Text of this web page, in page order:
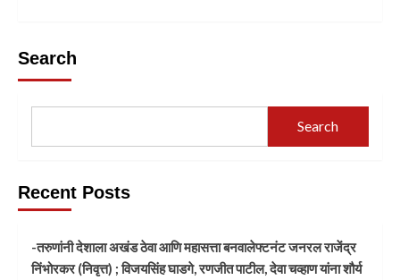
Search
Search
Recent Posts
-तरुणांनी देशाला अखंड ठेवा आणि महासत्ता बनवालेफ्टनंट जनरल राजेंद्र
निंभोरकर (निवृत्त) ; विजयसिंह घाडगे, रणजीत पाटील, देवा चव्हाण यांना शौर्य